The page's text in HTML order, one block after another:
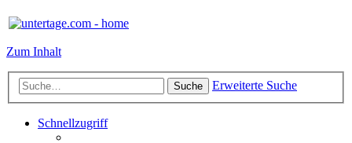
Zum Inhalt
Suche Erweiterte Suche
Schnellzugriff